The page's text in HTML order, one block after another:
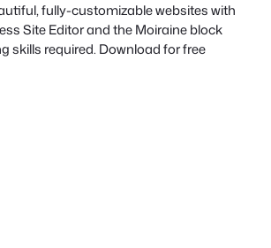
fully-customizable websites with
Site Editor and the Moiraine block
skills required. Download for free